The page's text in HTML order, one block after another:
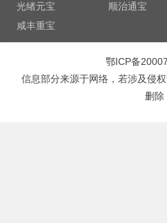
光绪元宝
顺治通宝
咸丰重宝
鄂ICP备
信息部分来源于网络，若涉及侵
删除